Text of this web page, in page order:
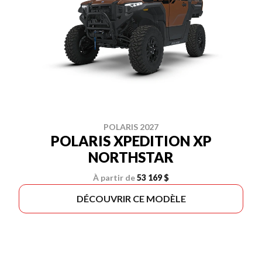
POLARIS 2027
POLARIS XPEDITION XP
NORTHSTAR
À partir de53 169 $
DÉCOUVRIR CE MODÈLE